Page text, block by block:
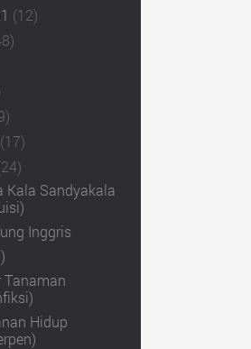
(12)
(17)
Kala Sandyakala
Inggris
Tanaman
Hidup